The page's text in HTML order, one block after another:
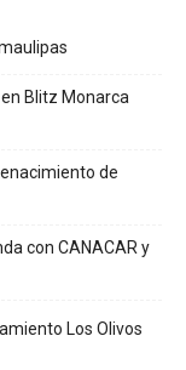
Blitz Monarca
de
con CANACAR y
Los Olivos